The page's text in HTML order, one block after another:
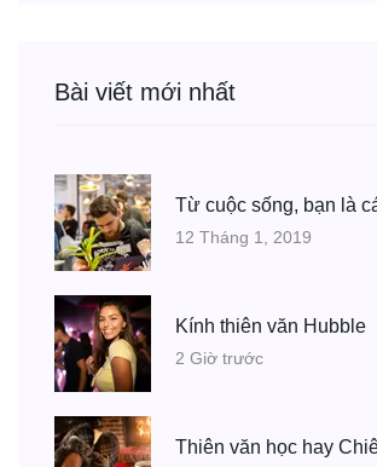
Bài viết mới nhất
Từ cuộc sống, bạn là
12 Tháng 1, 2019
Kính thiên văn Hubble
2 Giờ trước
Thiên văn học hay